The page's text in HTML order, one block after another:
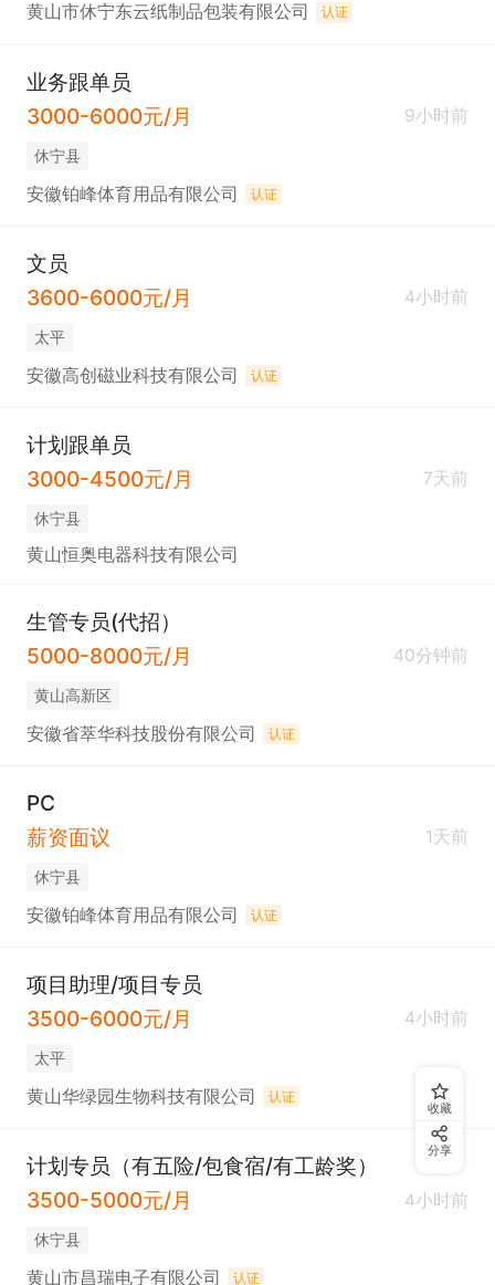
黄山市休宁东云纸制品包装有限公司 认证
业务跟单员
3000-6000元/月
9小时前
休宁县
安徽铂峰体育用品有限公司 认证
文员
3600-6000元/月
4小时前
太平
安徽高创磁业科技有限公司 认证
计划跟单员
3000-4500元/月
7天前
休宁县
黄山恒奥电器科技有限公司
生管专员(代招）
5000-8000元/月
40分钟前
黄山高新区
安徽省萃华科技股份有限公司 认证
PC
薪资面议
1天前
休宁县
安徽铂峰体育用品有限公司 认证
项目助理/项目专员
3500-6000元/月
4小时前
太平
黄山华绿园生物科技有限公司 认证
计划专员（有五险/包食宿/有工龄奖）
3500-5000元/月
4小时前
休宁县
黄山市昌瑞电子有限公司 认证
收藏
分享